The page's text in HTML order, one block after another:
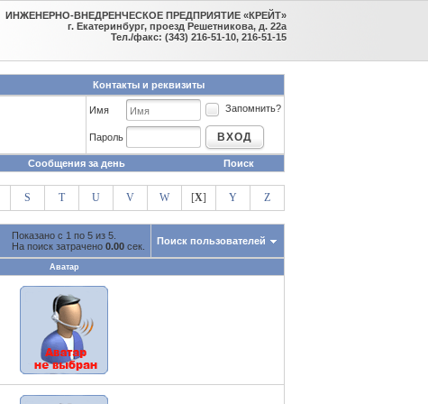
ИНЖЕНЕРНО-ВНЕДРЕНЧЕСКОЕ ПРЕДПРИЯТИЕ «КРЕЙТ»
г. Екатеринбург, проезд Решетникова, д. 22а
Тел./факс: (343) 216-51-10, 216-51-15
Контакты и реквизиты
Имя Запомнить?
Пароль ВХОД
Сообщения за день Поиск
S T U V W [X] Y Z
Показано с 1 по 5 из 5.
На поиск затрачено 0.00сек. Поиск пользователей
Аватар